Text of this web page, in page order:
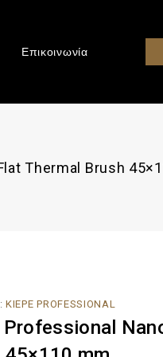
Επικοινωνία
Thermal Brush
KIEPE PROFESSIONAL
Professional